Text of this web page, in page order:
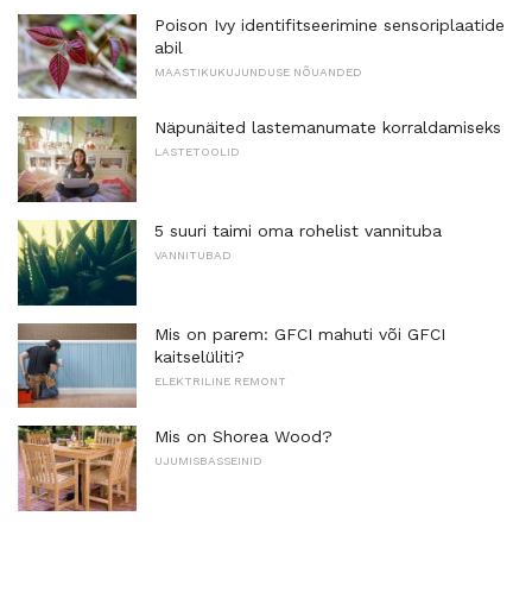
Poison Ivy identifitseerimine sensoriplaatide
abil
MAASTIKUKUJUNDUSE NÕUANDED
Näpunäited lastemanumate korraldamiseks
LASTETOOLID
5 suuri taimi oma rohelist vannituba
VANNITUBAD
Mis on parem: GFCI mahuti või GFCI
kaitselüliti?
ELEKTRILINE REMONT
Mis on Shorea Wood?
UJUMISBASSEINID